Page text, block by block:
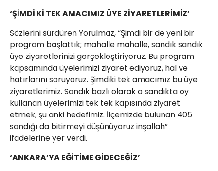
‘ŞİMDİ Kİ TEK AMACIMIZ ÜYE ZİYARETLERİMİZ’
Sözlerini sürdüren Yorulmaz, “Şimdi bir de yeni bir
program başlattık; mahalle mahalle, sandık sandık
üye ziyaretlerinizi gerçekleştiriyoruz. Bu program
kapsamında üyelerimizi ziyaret ediyoruz, hal ve
hatırlarını soruyoruz. Şimdiki tek amacımız bu üye
ziyaretlerimiz. Sandık bazlı olarak o sandıkta oy
kullanan üyelerimizi tek tek kapısında ziyaret
etmek, şu anki hedefimiz. İlçemizde bulunan 405
sandığı da bitirmeyi düşünüyoruz inşallah”
ifadelerine yer verdi.
‘ANKARA’YA EĞİTİME GİDECEĞİZ’